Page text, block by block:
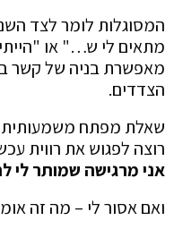
המסוגלות לומר לצד
מתאים לי ש…" או
מאפשרת בניה של קשר
הצדדים.
שאלת מפתח משמעותית
רוצה לפגוש את רווית
אני מרגישה שמותר לי
ואם אסור לי – מה זה